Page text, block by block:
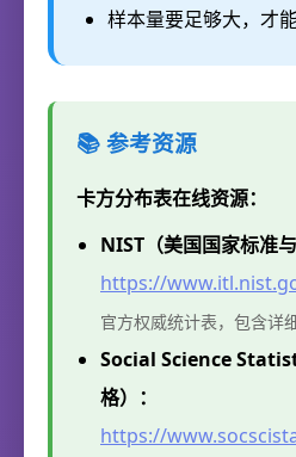
样本量要足够大，才
📚 参考资源
卡方分布表在线资源：
NIST（美国国家标准
https://
官方权威统计表，包含详
Social Science
格）：
https://